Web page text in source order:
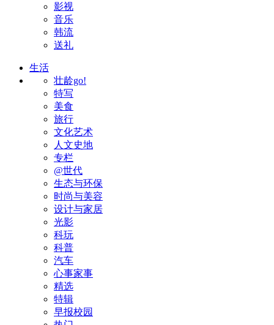
影视
音乐
韩流
送礼
生活
壮龄go!
特写
美食
旅行
文化艺术
人文史地
专栏
@世代
生态与环保
时尚与美容
设计与家居
光影
科玩
科普
汽车
心事家事
精选
特辑
早报校园